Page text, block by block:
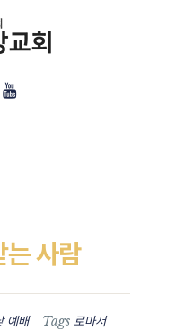
는 사람
예배 Tags 로마서